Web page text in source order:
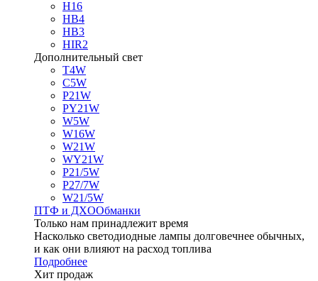
H16
HB4
HB3
HIR2
Дополнительный свет
T4W
C5W
P21W
PY21W
W5W
W16W
W21W
WY21W
P21/5W
P27/7W
W21/5W
ПТФ и ДXООбманки
Только нам принадлежит время
Насколько светодиодные лампы долговечнее обычных,
и как они влияют на расход топлива
Подробнее
Хит продаж